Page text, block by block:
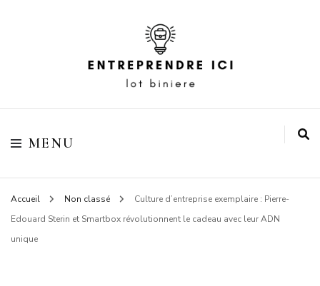
Entreprendre ici lot
MENU
Accueil Non classé
Culture d’entreprise exemplaire : Pierre-
Edouard Sterin et Smartbox révolutionnent le cadeau avec leur ADN
unique